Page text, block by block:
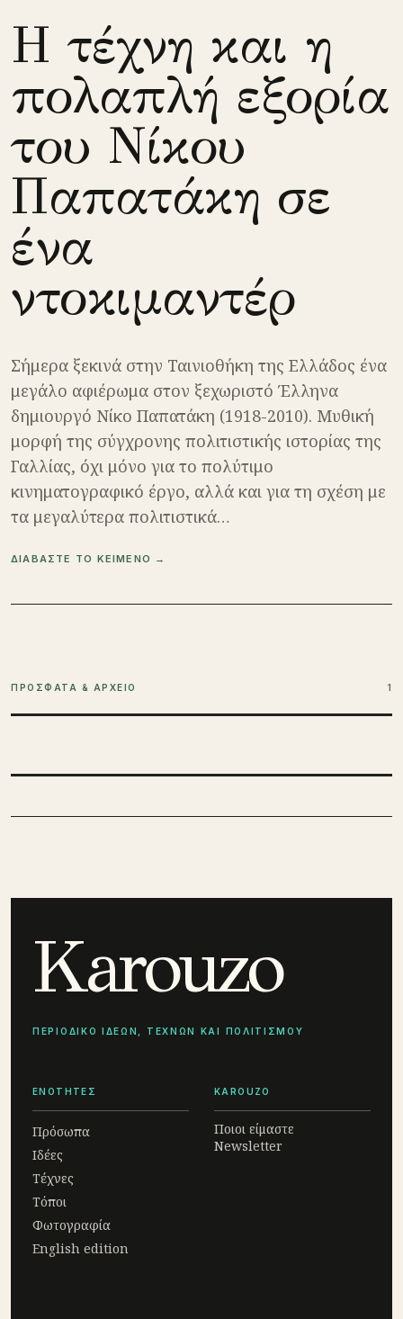
Η τέχνη και η
πολαπλή εξορία
του Νίκου
Παπατάκη σε
ένα
ντοκιμαντέρ
Σήμερα ξεκινά στην Ταινιοθήκη της Ελλάδος ένα
μεγάλο αφιέρωμα στον ξεχωριστό Έλληνα
δημιουργό Νίκο Παπατάκη (1918-2010). Μυθική
μορφή της σύγχρονης πολιτιστικής ιστορίας της
Γαλλίας, όχι μόνο για το πολύτιμο
κινηματογραφικό έργο, αλλά και για τη σχέση με
τα μεγαλύτερα πολιτιστικά…
ΔΙΑΒΑΣΤΕ ΤΟ ΚΕΙΜΕΝΟ →
ΠΡΟΣΦΑΤΑ & ΑΡΧΕΙΟ 1
Karouzo
ΠΕΡΙΟΔΙΚΟ ΙΔΕΩΝ, ΤΕΧΝΩΝ ΚΑΙ ΠΟΛΙΤΙΣΜΟΥ
ΕΝΟΤΗΤΕΣ
Πρόσωπα
Ιδέες
Τέχνες
Τόποι
Φωτογραφία
English edition
KAROUZO
Ποιοι είμαστε
Newsletter